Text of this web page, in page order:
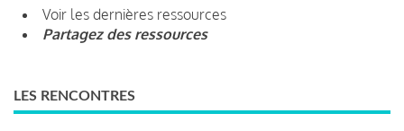
Voir les dernières ressources
Partagez des ressources
LES RENCONTRES